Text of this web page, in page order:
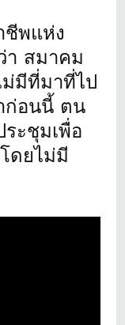
พแห่ง
า สมาคม
มีที่มาที่ไป
อนนี้ ตน
ะชุมเพื่อ
ดยไม่มี